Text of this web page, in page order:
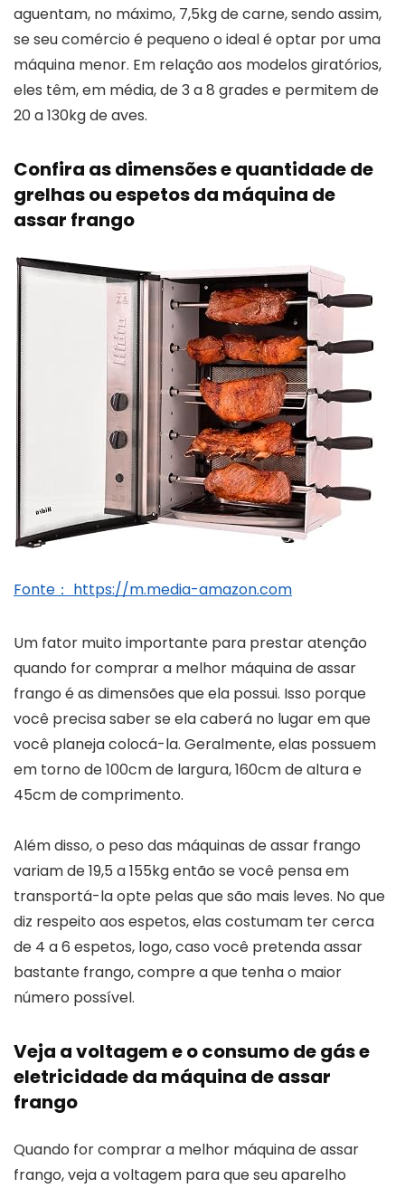
aguentam, no máximo, 7,5kg de carne, sendo assim,
se seu comércio é pequeno o ideal é optar por uma
máquina menor. Em relação aos modelos giratórios,
eles têm, em média, de 3 a 8 grades e permitem de
20 a 130kg de aves.
Confira as dimensões e quantidade de
grelhas ou espetos da máquina de
assar frango
Fonte： https://m.media-amazon.com
Um fator muito importante para prestar atenção
quando for comprar a melhor máquina de assar
frango é as dimensões que ela possui. Isso porque
você precisa saber se ela caberá no lugar em que
você planeja colocá-la. Geralmente, elas possuem
em torno de 100cm de largura, 160cm de altura e
45cm de comprimento.
Além disso, o peso das máquinas de assar frango
variam de 19,5 a 155kg então se você pensa em
transportá-la opte pelas que são mais leves. No que
diz respeito aos espetos, elas costumam ter cerca
de 4 a 6 espetos, logo, caso você pretenda assar
bastante frango, compre a que tenha o maior
número possível.
Veja a voltagem e o consumo de gás e
eletricidade da máquina de assar
frango
Quando for comprar a melhor máquina de assar
frango, veja a voltagem para que seu aparelho